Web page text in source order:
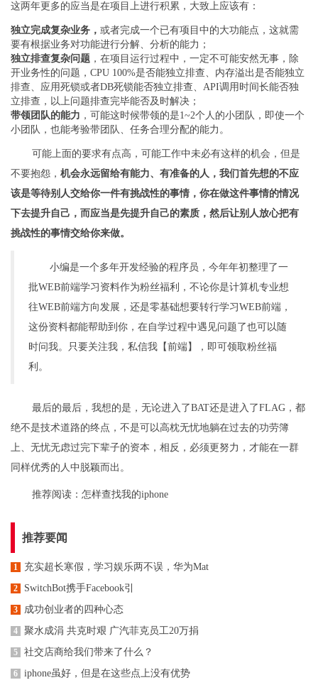
这两年更多的应当是在项目上进行积累，大致上应该有：
独立完成复杂业务， 或者完成一个已有项目中的大功能点，这就需
要有根据业务对功能进行分解、分析的能力；
独立排查复杂问题 ，在项目运行过程中，一定不可能安然无事，除
开业务性的问题，CPU 100%是否能独立排查、内存溢出是否能独立
排查、应用死锁或者DB死锁能否独立排查、API调用时间长能否独
立排查，以上问题排查完毕能否及时解决；
带领团队的能力 ，可能这时候带领的是1~2个人的小团队，即使一个
小团队，也能考验带团队、任务合理分配的能力。
可能上面的要求有点高，可能工作中未必有这样的机会，但是
不要抱怨， 机会永远留给有能力、有准备的人，我们首先想的不应
该是等待别人交给你一件有挑战性的事情，你在做这件事情的情况
下去提升自己，而应当是先提升自己的素质，然后让别人放心把有
挑战性的事情交给你来做。
小编是一个多年开发经验的程序员，今年年初整理了一
批WEB前端学习资料作为粉丝福利，不论你是计算机专业想
往WEB前端方向发展，还是零基础想要转行学习WEB前端，
这份资料都能帮助到你，在自学过程中遇见问题了也可以随
时问我。只要关注我，私信我【前端】，即可领取粉丝福
利。
最后的最后，我想的是，无论进入了BAT还是进入了FLAG，都
绝不是技术道路的终点，不是可以高枕无忧地躺在过去的功劳簿
上、无忧无虑过完下辈子的资本，相反，必须更努力，才能在一群
同样优秀的人中脱颖而出。
推荐阅读： 怎样查找我的iphone
推荐要闻
1 充实超长寒假，学习娱乐两不误，华为Mat
2 SwitchBot携手Facebook引
3 成功创业者的四种心态
4 聚水成涓 共克时艰 广汽菲克员工20万捐
5 社交店商给我们带来了什么？
6 iphone虽好，但是在这些点上没有优势